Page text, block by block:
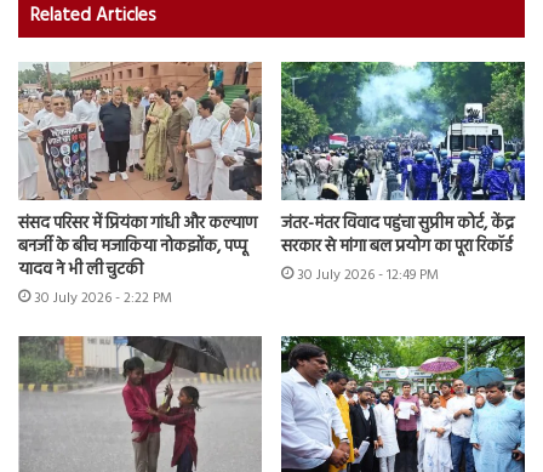
Related Articles
संसद परिसर में प्रियंका गांधी और कल्याण
बनर्जी के बीच मजाकिया नोकझोंक, पप्पू
यादव ने भी ली चुटकी
30 July 2026 - 2:22 PM
जंतर-मंतर विवाद पहुंचा सुप्रीम कोर्ट, केंद्र
सरकार से मांगा बल प्रयोग का पूरा रिकॉर्ड
30 July 2026 - 12:49 PM